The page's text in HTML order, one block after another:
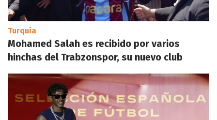
Turquía
Mohamed Salah es recibido por varios
hinchas del Trabzonspor, su nuevo club